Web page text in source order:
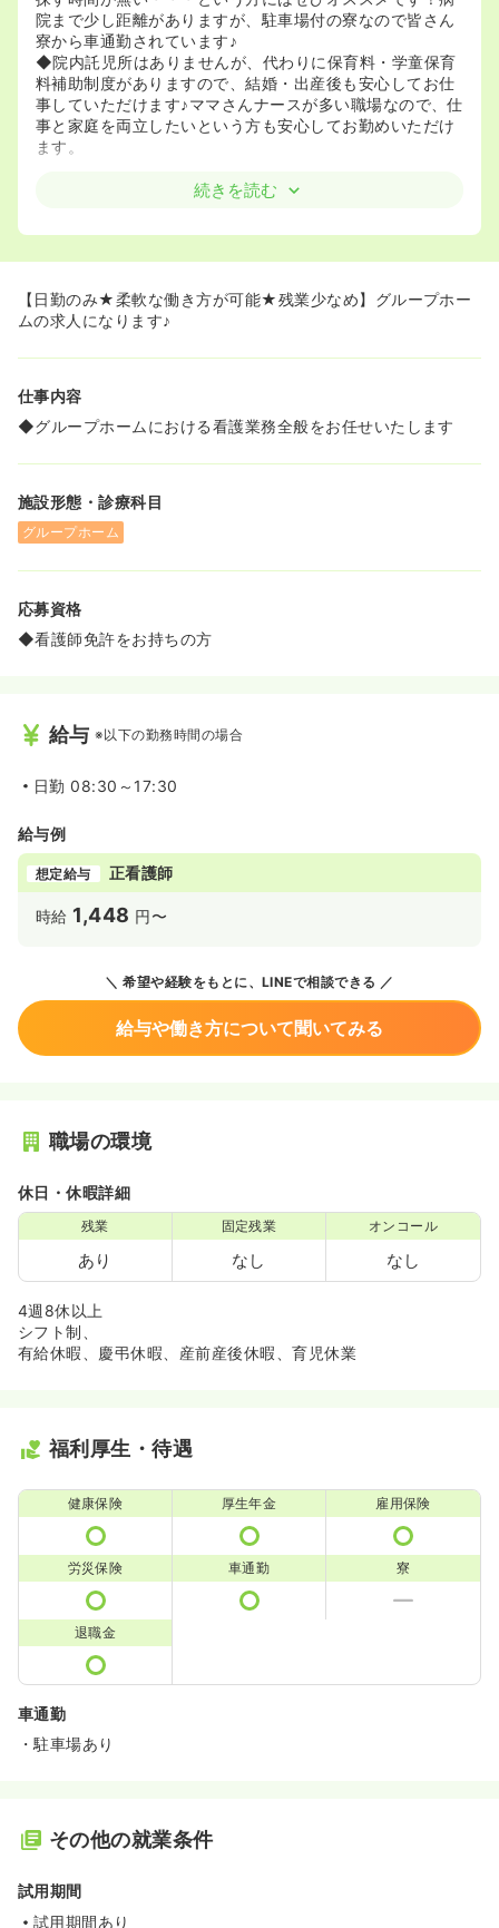
院まで少し距離がありますが、駐車場付の寮なので皆さん
寮から車通勤されています♪
◆院内託児所はありませんが、代わりに保育料・学童保育
料補助制度がありますので、結婚・出産後も安心してお仕
事していただけます♪ママさんナースが多い職場なので、仕
事と家庭を両立したいという方も安心してお勤めいただけ
ます。
≪プライベートとの両立の出来る職場環境です≫
なお子さんのいらっしゃる方やプライベートを充実させた
続きを読む
【日勤のみ★柔軟な働き方が可能★残業少なめ】グループホー
ムの求人になります♪
仕事内容
◆グループホームにおける看護業務全般をお任せいたします
施設形態・診療科目
グループホーム
応募資格
◆看護師免許をお持ちの方
給与 ※以下の勤務時間の場合
日勤 08:30～17:30
給与例
想定給与 正看護師
時給 1,448 円〜
希望や経験をもとに、LINEで相談できる
給与や働き方について聞いてみる
職場の環境
休日・休暇詳細
残業
あり
固定残業
なし
オンコール
なし
4週8休以上
シフト制、
有給休暇、慶弔休暇、産前産後休暇、育児休業
福利厚生・待遇
健康保険 厚生年金 雇用保険
労災保険 車通勤 寮
退職金
車通勤
・駐車場あり
その他の就業条件
試用期間
試用期間あり